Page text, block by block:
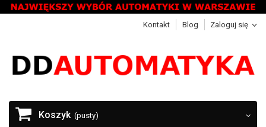
Zaloguj się
Kontakt Blog
Koszyk (pusty)